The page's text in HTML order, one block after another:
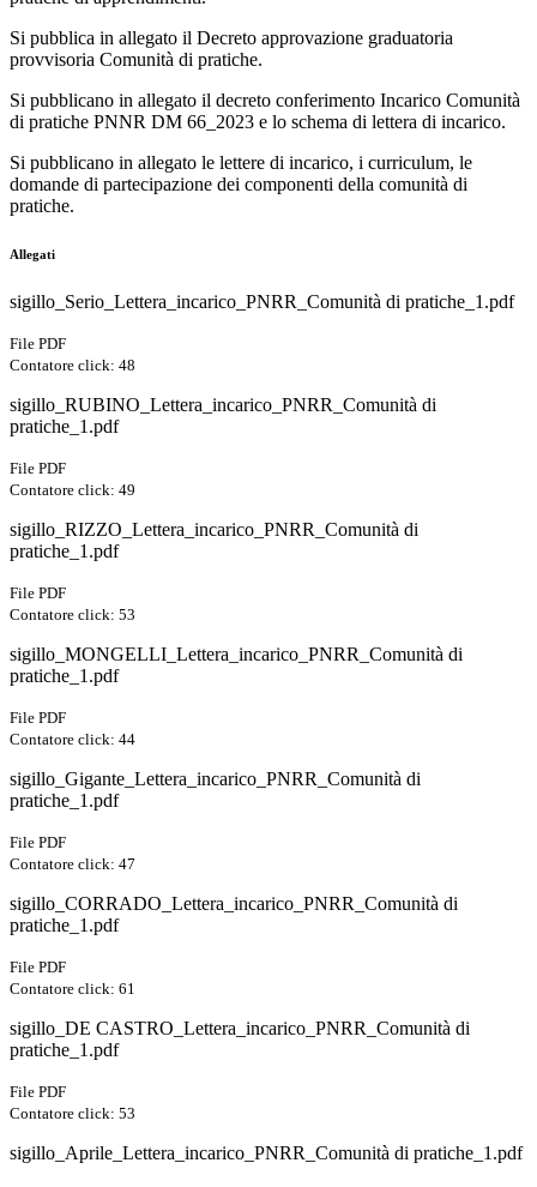
Si pubblica in allegato il Decreto approvazione graduatoria
provvisoria Comunità di pratiche.
Si pubblicano in allegato il decreto conferimento Incarico Comunità
di pratiche PNNR DM 66_2023 e lo schema di lettera di incarico.
Si pubblicano in allegato le lettere di incarico, i curriculum, le
domande di partecipazione dei componenti della comunità di
pratiche.
Allegati
sigillo_Serio_Lettera_incarico_PNRR_Comunità di pratiche_1.pdf
File PDF
Contatore click: 48
sigillo_RUBINO_Lettera_incarico_PNRR_Comunità di
pratiche_1.pdf
File PDF
Contatore click: 49
sigillo_RIZZO_Lettera_incarico_PNRR_Comunità di
pratiche_1.pdf
File PDF
Contatore click: 53
sigillo_MONGELLI_Lettera_incarico_PNRR_Comunità di
pratiche_1.pdf
File PDF
Contatore click: 44
sigillo_Gigante_Lettera_incarico_PNRR_Comunità di
pratiche_1.pdf
File PDF
Contatore click: 47
sigillo_CORRADO_Lettera_incarico_PNRR_Comunità di
pratiche_1.pdf
File PDF
Contatore click: 61
sigillo_DE CASTRO_Lettera_incarico_PNRR_Comunità di
pratiche_1.pdf
File PDF
Contatore click: 53
sigillo_Aprile_Lettera_incarico_PNRR_Comunità di pratiche_1.pdf